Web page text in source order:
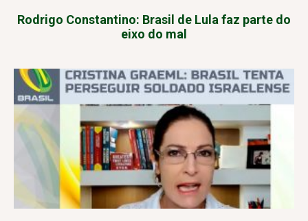
Rodrigo Constantino: Brasil de Lula faz parte do
eixo do mal